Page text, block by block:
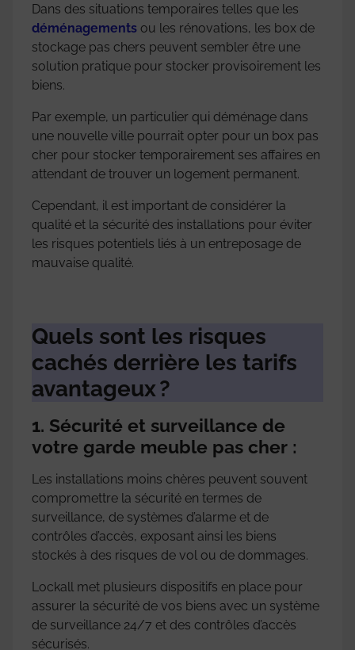
Dans des situations temporaires telles que les
déménagements ou les rénovations, les box de
stockage pas chers peuvent sembler être une
solution pratique pour stocker provisoirement les
biens.
Par exemple, un particulier qui déménage dans
une nouvelle ville pourrait opter pour un box pas
cher pour stocker temporairement ses affaires en
attendant de trouver un logement permanent.
Cependant, il est important de considérer la
qualité et la sécurité des installations pour éviter
les risques potentiels liés à un entreposage de
mauvaise qualité.
Quels sont les risques
cachés derrière les tarifs
avantageux ?
1. Sécurité et surveillance de
votre garde meuble pas cher :
Les installations moins chères peuvent souvent
compromettre la sécurité en termes de
surveillance, de systèmes d’alarme et de
contrôles d’accès, exposant ainsi les biens
stockés à des risques de vol ou de dommages.
Lockall met plusieurs dispositifs en place pour
assurer la sécurité de vos biens avec un système
de surveillance 24/7 et des contrôles d’accès
sécurisés.